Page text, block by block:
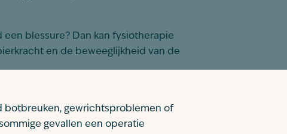
blessure? Dan kan fysiotherapie
en de beweeglijkheid van de
botbreuken, gewrichtsproblemen of
gevallen een operatie